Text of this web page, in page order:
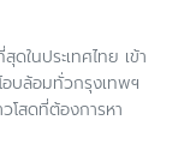
ในประเทศไทย เข้า
บล้อมทั่วกรุงเทพฯ
โสดที่ต้องการหา